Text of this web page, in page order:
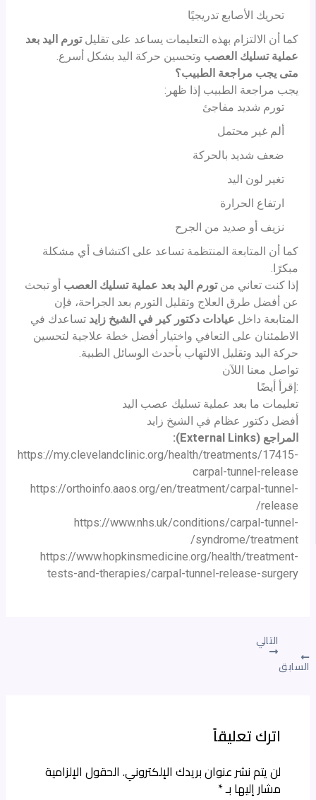
تحريك الأصابع تدريجيًا
كما أن الالتزام بهذه التعليمات يساعد على تقليلتورم اليد بعد
عملية تسليك العصب وتحسين حركة اليد بشكل أسرع.
متى يجب مراجعة الطبيب؟
يجب مراجعة الطبيب إذا ظهر:
تورم شديد مفاجئ
ألم غير محتمل
ضعف شديد بالحركة
تغير لون اليد
ارتفاع الحرارة
نزيف أو صديد من الجرح
كما أن المتابعة المنتظمة تساعد على اكتشاف أي مشكلة
مبكرًا.
إذا كنت تعاني منتورم اليد بعد عملية تسليك العصب أو تبحث
عن أفضل طرق العلاج وتقليل التورم بعد الجراحة، فإن
المتابعة داخل عيادات دكتور كير في الشيخ زايد تساعدك في
الاطمئنان على التعافي واختيار أفضل خطة علاجية لتحسين
حركة اليد وتقليل الالتهاب بأحدث الوسائل الطبية.
تواصل معنا اللآن
:إقرأ أيضًا
تعليمات ما بعد عملية تسليك عصب اليد
أفضل دكتور عظام في الشيخ زايد
المراجع (External Links):
https://my.clevelandclinic.org/health/treatments/17415-
carpal-tunnel-release
https://orthoinfo.aaos.org/en/treatment/carpal-tunnel-
release/
https://www.nhs.uk/conditions/carpal-tunnel-
syndrome/treatment/
https://www.hopkinsmedicine.org/health/treatment-
tests-and-therapies/carpal-tunnel-release-surgery
السابق
التالي
اترك تعليقاً
لن يتم نشر عنوان بريدك الإلكتروني. الحقول الإلزامية
مشار إليها بـ*